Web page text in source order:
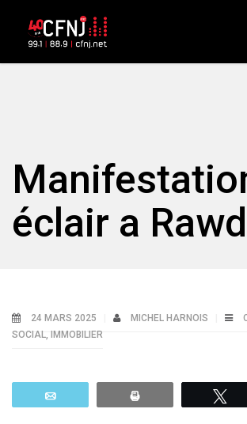
éclair a
24 MARS 2025 MICHEL HARNOIS
SOCIAL, IMMOBILIER